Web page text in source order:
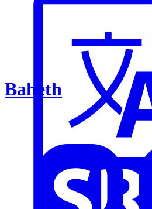
Baheth